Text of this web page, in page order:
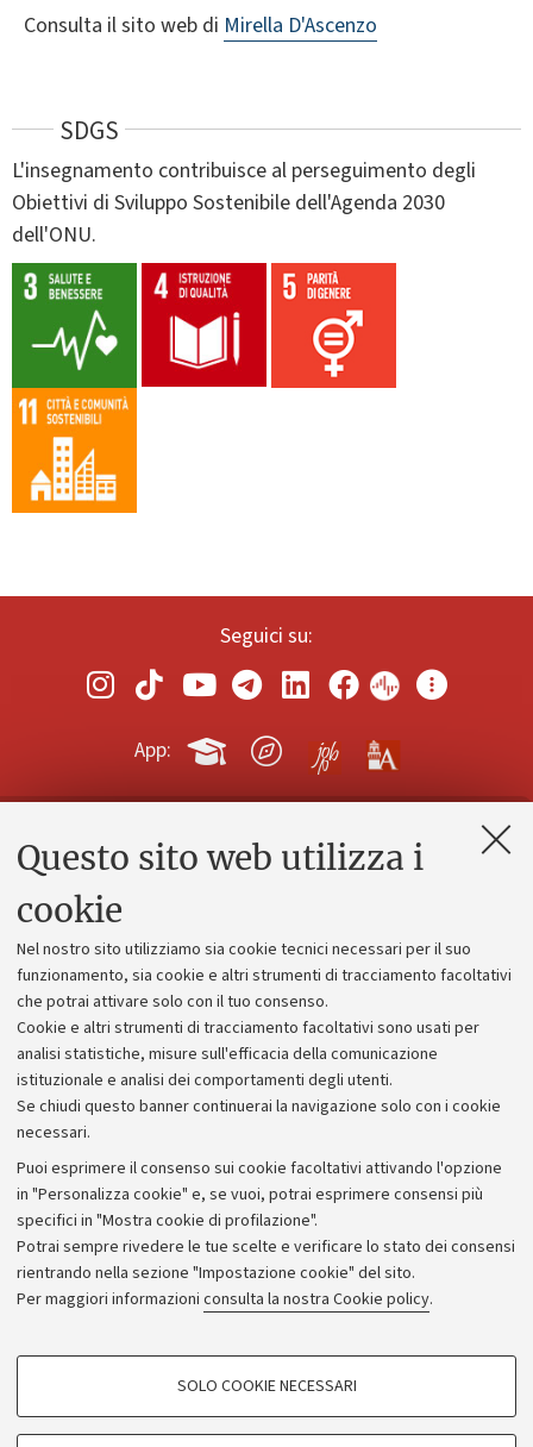
Questo sito web utilizza i
cookie
Nel nostro sito utilizziamo sia cookie tecnici necessari per il suo
funzionamento, sia cookie e altri strumenti di tracciamento facoltativi
che potrai attivare solo con il tuo consenso.
Cookie e altri strumenti di tracciamento facoltativi sono usati per
analisi statistiche, misure sull'efficacia della comunicazione
istituzionale e analisi dei comportamenti degli utenti.
Se chiudi questo banner continuerai la navigazione solo con i cookie
necessari.
Puoi esprimere il consenso sui cookie facoltativi attivando l'opzione
in "Personalizza cookie" e, se vuoi, potrai esprimere consensi più
specifici in "Mostra cookie di profilazione".
Potrai sempre rivedere le tue scelte e verificare lo stato dei consensi
rientrando nella sezione "Impostazione cookie" del sito.
Per maggiori informazioni consulta la nostra Cookie policy.
COOKIE DI PROFILAZIONE - FACOLTATIVI
SOLO COOKIE NECESSARI
Consulta il sito web di Mirella D'Ascenzo
SDGS
L'insegnamento contribuisce al perseguimento degli
Obiettivi di Sviluppo Sostenibile dell'Agenda 2030
dell'ONU.
Seguici su:
App:
Contatti e PEC
Alumni community
Piano strategico
Bilanci
Donazioni e 5x1000
Bandi, gare e concorsi
Albo online
Amministrazione trasparente
Atti di notifica
Informazioni sul sito e accessibilità
Dichiarazione di accessibilità
Privacy e note legali
Impostazioni Cookie